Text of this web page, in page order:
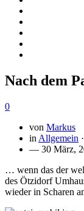
Nach dem
0
von Markus
in Allgemein ·
— 30 März,
… wenn das der
des Ötzidorf
wieder in Scharen